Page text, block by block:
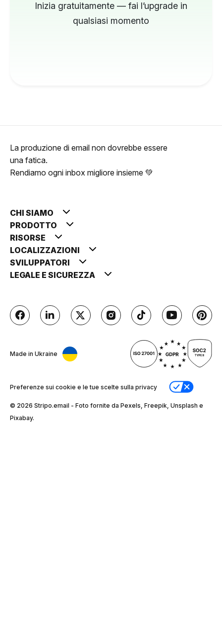
Inizia gratuitamente — fai l’upgrade in
qualsiasi momento
La produzione di email non dovrebbe essere
una fatica.
Rendiamo ogni inbox migliore insieme 💚
CHI SIAMO
PRODOTTO
RISORSE
LOCALIZZAZIONI
SVILUPPATORI
LEGALE E SICUREZZA
Made in Ukraine
Preferenze sui cookie e le tue scelte sulla privacy
© 2026 Stripо.email - Foto fornite da Pexels, Freepik, Unsplash e
Pixabay.